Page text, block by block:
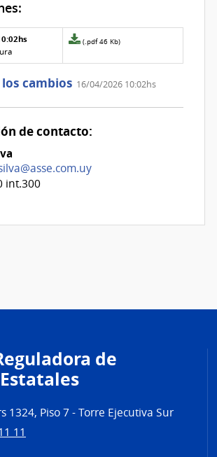
del llamado
Archivo
de la
Archivo
de
aclaración
0
(.pdf 46 Kb)
cambios 16/04/2026 10:02hs
de contacto:
int.300
de
1324, Piso 7 - Torre Ejecutiva Sur
11